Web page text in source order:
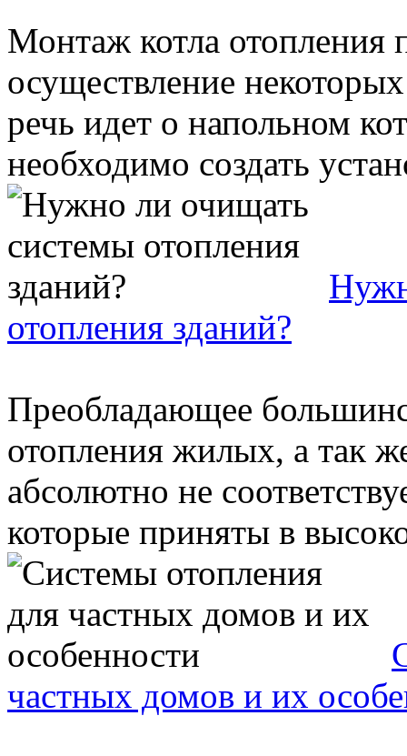
Монтаж котла отопления
осуществление
речь идет о напольном
необходимо создать
отопления зданий?
Преобладающее
отопления жилых, а так
абсолютно не
которые приняты в
частных домов и их